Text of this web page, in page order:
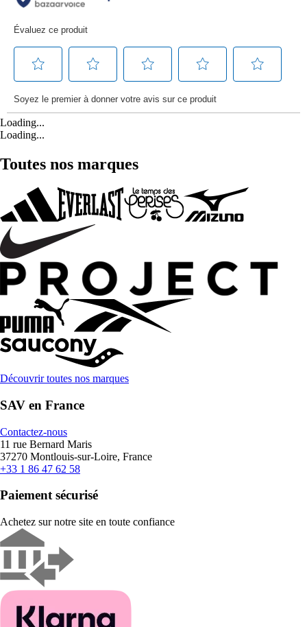
Loading...
Loading...
Toutes nos marques
Découvrir toutes nos marques
SAV en France
Contactez-nous
11 rue Bernard Maris
37270 Montlouis-sur-Loire, France
+33 1 86 47 62 58
Paiement sécurisé
Achetez sur notre site en toute confiance